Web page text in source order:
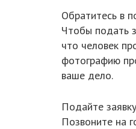
Обратитесь в
Чтобы подать
что человек
фотографию
ваше дело.
Подайте
Позвоните на